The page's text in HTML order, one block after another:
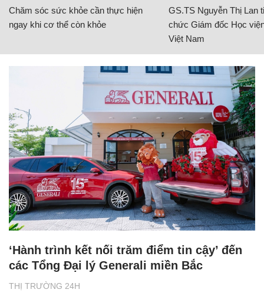
Chăm sóc sức khỏe cần thực hiện
ngay khi cơ thể còn khỏe
GS.TS Nguyễn Thị Lan
chức Giám đốc Học
Việt Nam
THỊ TRƯỜNG 24H
‘Hành trình kết nối trăm điểm tin cậy’ đến
các Tổng Đại lý Generali miền Bắc